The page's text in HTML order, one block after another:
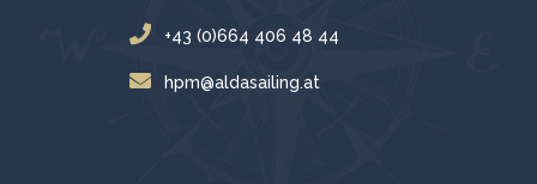
+43 (0)664 406 48 44
hpm@aldasailing.at